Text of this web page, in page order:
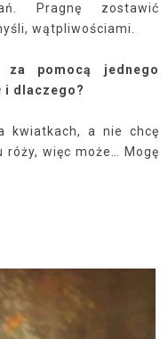
Pragnę zostawić
wątpliwościami.
za pomocą jednego
i dlaczego?
kwiatkach, a nie chcę
róży, więc może… Mogę